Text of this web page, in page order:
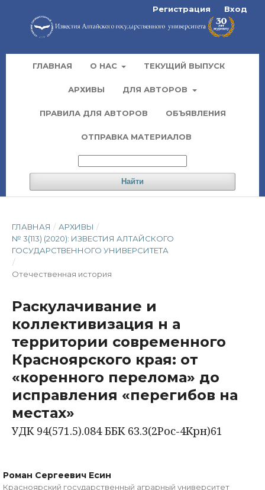
ГЛАВНАЯ О НАС ТЕКУЩИЙ ВЫПУСК
АРХИВЫ ДЛЯ АВТОРОВ
ПРАВИЛА ДЛЯ АВТОРОВ ОБЪЯВЛЕНИЯ
ОТПРАВКА МАТЕРИАЛОВ
Найти
Регистрация Вход
ГЛАВНАЯ / АРХИВЫ /
№ 3(113) (2020): ИЗВЕСТИЯ АЛТАЙСКОГО
ГОСУДАРСТВЕННОГО УНИВЕРСИТЕТА
/
Отечественная история
Раскулачивание и
коллективизация н а
территории современного
Красноярского края: от
«коренного перелома» до
исправления «перегибов на
местах»
УДК 94(571.5).084 ББК 63.3(2Рос-4Крн)61
Роман Сергеевич Есин
Красноярский государственный аграрный университет